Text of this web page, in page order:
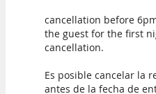
cancellation before
the guest for the first
cancellation.
Es posible cancelar la
antes de la fecha de